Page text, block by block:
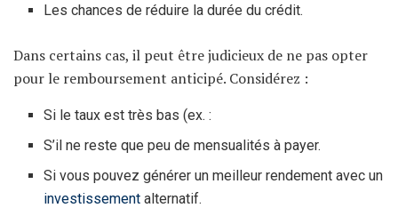
Les chances de réduire la durée du crédit.
Dans certains cas, il peut être judicieux de ne pas opter
pour le remboursement anticipé. Considérez :
Si le taux est très bas (ex. :
S’il ne reste que peu de mensualités à payer.
Si vous pouvez générer un meilleur rendement avec un
investissement alternatif.